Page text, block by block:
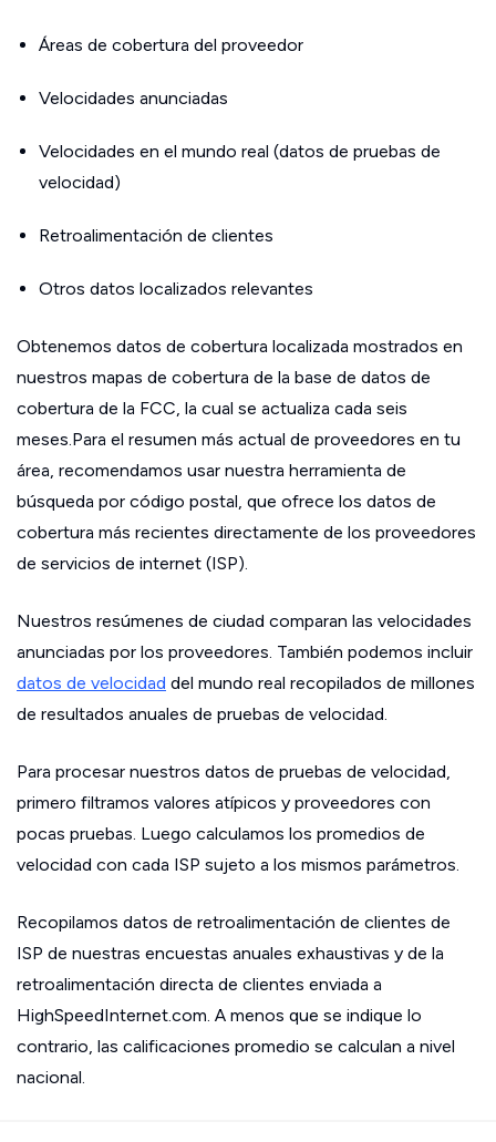
Áreas de cobertura del proveedor
Velocidades anunciadas
Velocidades en el mundo real (datos de pruebas de
velocidad)
Retroalimentación de clientes
Otros datos localizados relevantes
Obtenemos datos de cobertura localizada mostrados en
nuestros mapas de cobertura de la base de datos de
cobertura de la FCC, la cual se actualiza cada seis
meses.Para el resumen más actual de proveedores en tu
área, recomendamos usar nuestra herramienta de
búsqueda por código postal, que ofrece los datos de
cobertura más recientes directamente de los proveedores
de servicios de internet (ISP).
Nuestros resúmenes de ciudad comparan las velocidades
anunciadas por los proveedores. También podemos incluir
datos de velocidad del mundo real recopilados de millones
de resultados anuales de pruebas de velocidad.
Para procesar nuestros datos de pruebas de velocidad,
primero filtramos valores atípicos y proveedores con
pocas pruebas. Luego calculamos los promedios de
velocidad con cada ISP sujeto a los mismos parámetros.
Recopilamos datos de retroalimentación de clientes de
ISP de nuestras encuestas anuales exhaustivas y de la
retroalimentación directa de clientes enviada a
HighSpeedInternet.com. A menos que se indique lo
contrario, las calificaciones promedio se calculan a nivel
nacional.